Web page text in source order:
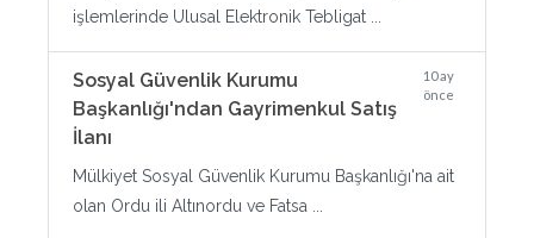
işlemlerinde Ulusal Elektronik Tebligat ...
Sosyal Güvenlik Kurumu
Başkanlığı'ndan Gayrimenkul Satış
İlanı
10 ay
önce
Mülkiyet Sosyal Güvenlik Kurumu Başkanlığı'na ait
olan Ordu ili Altınordu ve Fatsa ...